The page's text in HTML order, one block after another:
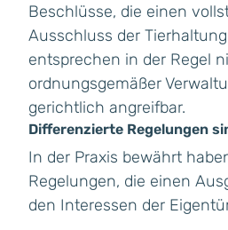
Beschlüsse, die einen
Ausschluss der
entsprechen in der Regel
ordnungsgemäßer
gerichtlich angreifbar.
Differenzierte Regelungen
In der Praxis bewährt
Regelungen, die einen
den Interessen der